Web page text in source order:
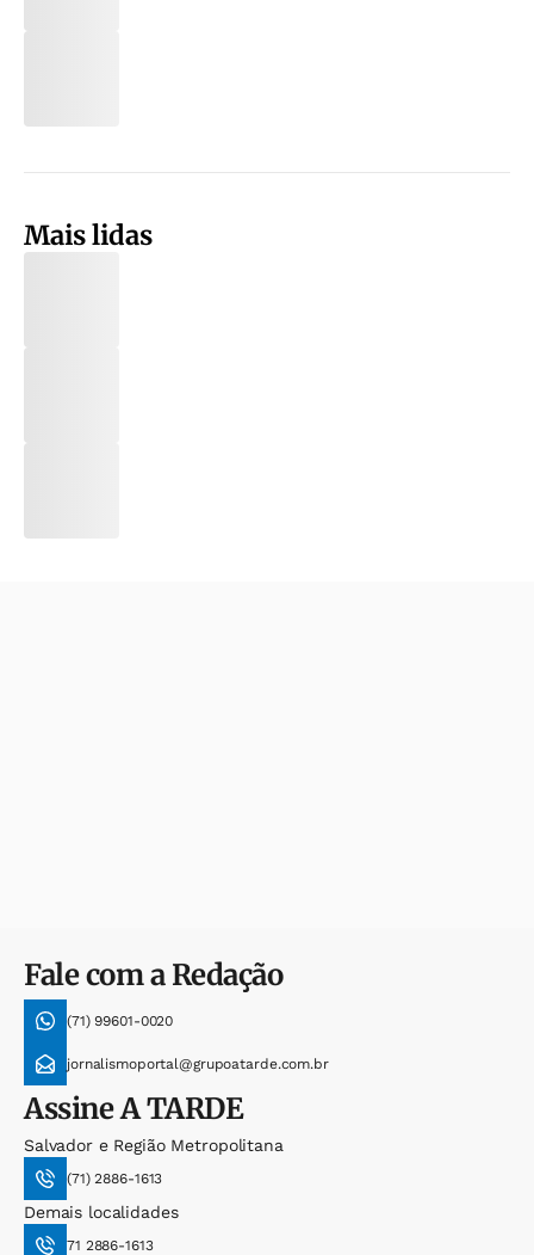
Mais lidas
Fale com a Redação
(71) 99601-0020
jornalismoportal@grupoatarde.com.br
AssineA TARDE
Salvador e Região Metropolitana
(71) 2886-1613
Demais localidades
71 2886-1613